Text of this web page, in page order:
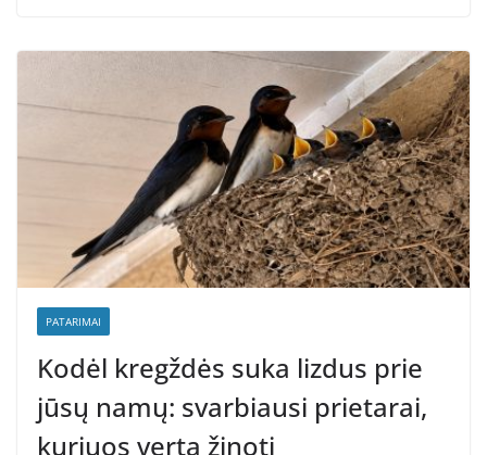
PATARIMAI
Kodėl kregždės suka lizdus prie
jūsų namų: svarbiausi prietarai,
kuriuos verta žinoti